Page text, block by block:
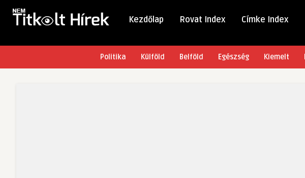
Kezdőlap Rovat Index Címke Index
Politika Külföld Belföld Egészség Kiemelt